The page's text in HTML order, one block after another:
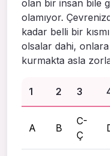
olan bir insan bile
olamıyor.
kadar belli bir
olsalar dahi,
kurmakta asla
1 2 3
A B
C-
Ç